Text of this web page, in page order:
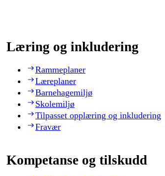
Læring og inkludering
Rammeplaner
Læreplaner
Barnehagemiljø
Skolemiljø
Tilpasset opplæring og inkludering
Fravær
Kompetanse og tilskudd